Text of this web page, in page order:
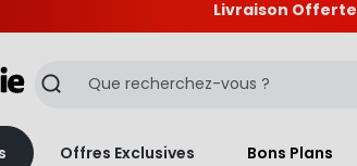
Livraison Offerte
Recherche
Offres Exclusives Bons Plans